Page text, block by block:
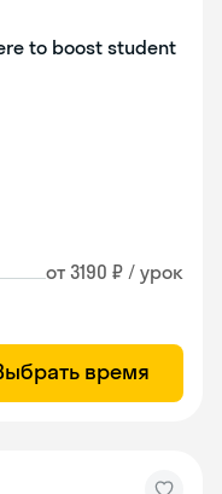
to boost student
от 3190 ₽ / урок
время